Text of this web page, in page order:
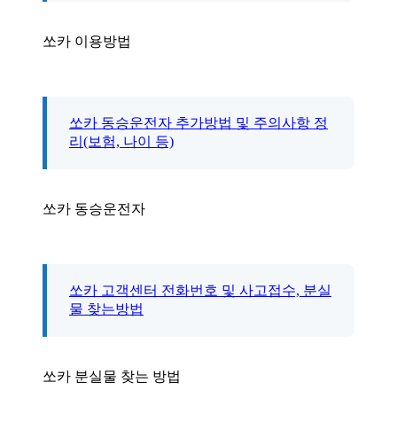
쏘카 이용방법
쏘카 동승운전자 추가방법 및 주의사항 정
리(보험, 나이 등)
쏘카 동승운전자
쏘카 고객센터 전화번호 및 사고접수, 분실
물 찾는방법
쏘카 분실물 찾는 방법